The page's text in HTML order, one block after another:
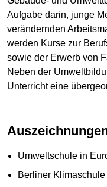
Aufgabe darin, junge
verändernden
werden Kurse zur
sowie der Erwerb von
Neben der
Unterricht eine
Umweltschule in
Berliner Klimaschule